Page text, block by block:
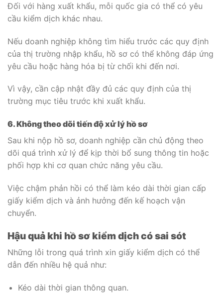
Đối với hàng xuất khẩu, mỗi quốc gia có thể có yêu
cầu kiểm dịch khác nhau.
Nếu doanh nghiệp không tìm hiểu trước các quy định
của thị trường nhập khẩu, hồ sơ có thể không đáp ứng
yêu cầu hoặc hàng hóa bị từ chối khi đến nơi.
Vì vậy, cần cập nhật đầy đủ các quy định của thị
trường mục tiêu trước khi xuất khẩu.
6. Không theo dõi tiến độ xử lý hồ sơ
Sau khi nộp hồ sơ, doanh nghiệp cần chủ động theo
dõi quá trình xử lý để kịp thời bổ sung thông tin hoặc
phối hợp khi cơ quan chức năng yêu cầu.
Việc chậm phản hồi có thể làm kéo dài thời gian cấp
giấy kiểm dịch và ảnh hưởng đến kế hoạch vận
chuyển.
Hậu quả khi hồ sơ kiểm dịch có sai sót
Những lỗi trong quá trình xin giấy kiểm dịch có thể
dẫn đến nhiều hệ quả như:
Kéo dài thời gian thông quan.